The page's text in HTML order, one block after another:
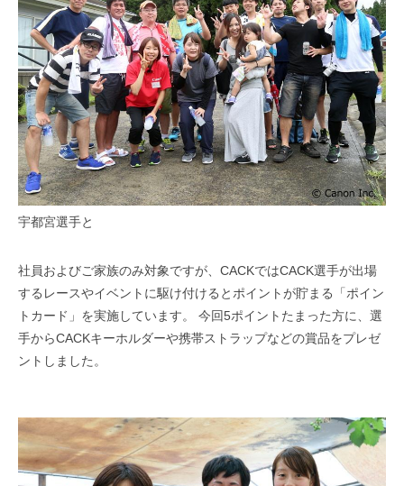
宇都宮選手と
社員およびご家族のみ対象ですが、CACKではCACK選手が出場
するレースやイベントに駆け付けるとポイントが貯まる「ポイン
トカード」を実施しています。 今回5ポイントたまった方に、選
手からCACKキーホルダーや携帯ストラップなどの賞品をプレゼ
ントしました。